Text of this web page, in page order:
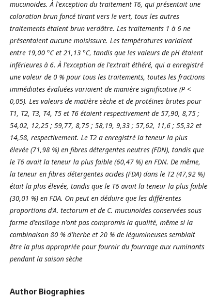
mucunoides. À l'exception du traitement T6, qui présentait une
coloration brun foncé tirant vers le vert, tous les autres
traitements étaient brun verdâtre. Les traitements 1 à 6 ne
présentaient aucune moisissure. Les températures variaient
entre 19,00 °C et 21,13 °C, tandis que les valeurs de pH étaient
inférieures à 6. À l'exception de l'extrait éthéré, qui a enregistré
une valeur de 0 % pour tous les traitements, toutes les fractions
immédiates évaluées variaient de manière significative (P <
0,05). Les valeurs de matière sèche et de protéines brutes pour
T1, T2, T3, T4, T5 et T6 étaient respectivement de 57,90, 8,75 ;
54,02, 12,25 ; 59,77, 8,75 ; 58,19, 9,33 ; 57,62, 11,6 ; 55,32 et
14,58, respectivement. Le T2 a enregistré la teneur la plus
élevée (71,98 %) en fibres détergentes neutres (FDN), tandis que
le T6 avait la teneur la plus faible (60,47 %) en FDN. De même,
la teneur en fibres détergentes acides (FDA) dans le T2 (47,92 %)
était la plus élevée, tandis que le T6 avait la teneur la plus faible
(30,01 %) en FDA. On peut en déduire que les différentes
proportions d'A. tectorum et de C. mucunoides conservées sous
forme d'ensilage n'ont pas compromis la qualité, même si la
combinaison 80 % d'herbe et 20 % de légumineuses semblait
être la plus appropriée pour fournir du fourrage aux ruminants
pendant la saison sèche
Author Biographies